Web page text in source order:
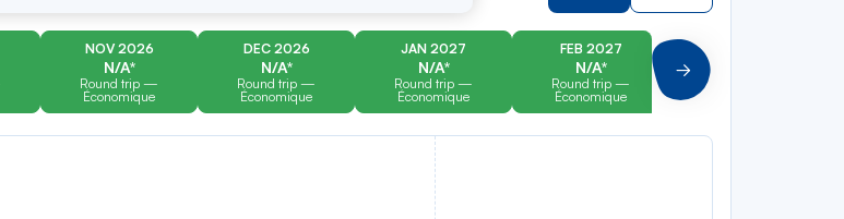
liste
NOV 2026
N/A*
Round trip —
Économique
DEC 2026
N/A*
Round trip —
Économique
JAN 2027
N/A*
Round trip —
Économique
FEB 2027
N/A*
Round trip —
Économique
Round trip —
Suivant